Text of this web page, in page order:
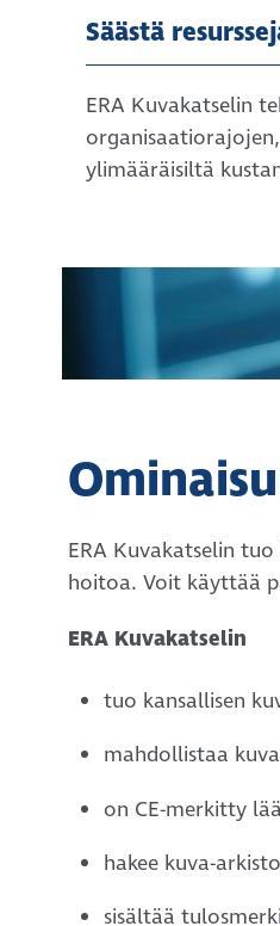
Säästä
ERA Kuvakatselin
ylimääräisiltä
ERA Kuvakatselin
hoitoa. Voit käyttää
ERA Kuvakatselin
tuo kansallisen
mahdollistaa
on CE-merkitty
hakee kuva-
sisältää